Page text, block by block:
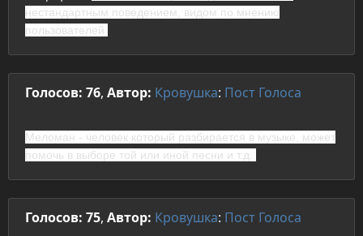
нестандартным поведением, видом по мнению
пользователей
Голосов: 76, Автор: Кровушка: Пост Голоса
Меломан - человек который разбирается в музыке, может
помочь в выборе той или иной песни и т.д.
Голосов: 75, Автор: Кровушка: Пост Голоса